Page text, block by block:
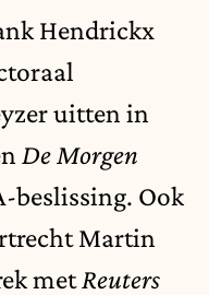
Hendrickx
uitten in
De Morgen
beslissing. Ook
Martin
metReuters